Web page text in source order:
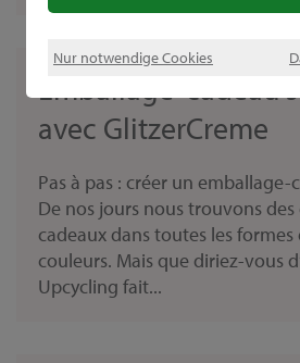
Nur notwendige Cookies
Emballage-cadeau
avec GlitzerCreme
Pas à pas : créer un
De nos jours nous trouvons
cadeaux dans toutes les
couleurs. Mais que diriez-vous
Upcycling fait...